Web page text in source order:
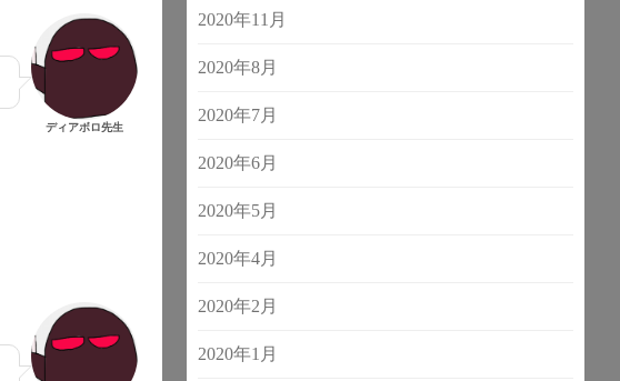
ディアボロ先生
2020年11月
2020年8月
2020年7月
2020年6月
2020年5月
2020年4月
2020年2月
2020年1月